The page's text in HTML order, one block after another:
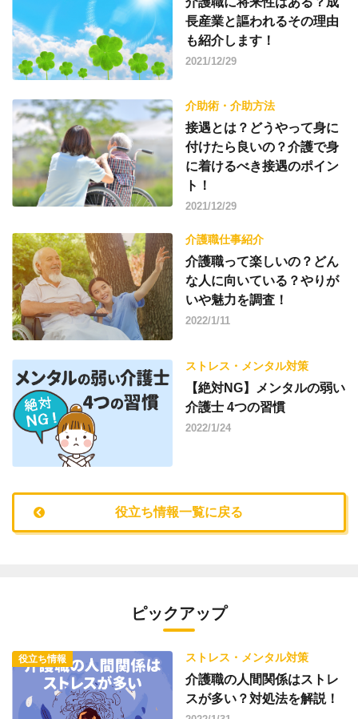
長産業と謳われるその理由
も紹介します！
2021/12/29
介助術・介助方法
接遇とは？どうやって身に
付けたら良いの？介護で身
に着けるべき接遇のポイン
ト！
2021/12/29
介護職仕事紹介
介護職って楽しいの？どん
な人に向いている？やりが
いや魅力を調査！
2022/1/11
ストレス・メンタル対策
【絶対NG】メンタルの弱い
介護士 4つの習慣
2022/1/24
役立ち情報一覧に戻る
ピックアップ
役立ち情報 ストレス・メンタル対策
介護職の人間関係はストレ
スが多い？対処法を解説！